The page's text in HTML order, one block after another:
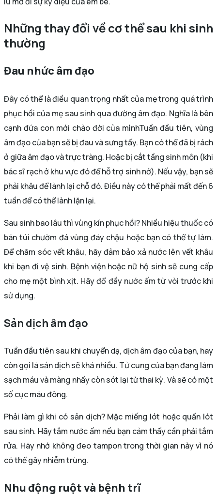
Những thay đổi về cơ thể sau khi sinh
thường
Đau nhức âm đạo
Đây có thể là điều quan trọng nhất của mẹ trong quá trình
phục hồi của mẹ sau sinh qua đường âm đạo. Nghĩa là bên
cạnh đứa con mới chào đời của mìnhTuần đầu tiên, vùng
âm đạo của bạn sẽ bị đau và sưng tấy. Bạn có thể đã bị rách
ở giữa âm đạo và trực tràng. Hoặc bị cắt tầng sinh môn (khi
bác sĩ rạch ở khu vực đó để hỗ trợ sinh nở). Nếu vậy, bạn sẽ
phải khâu để lành lại chỗ đó. Điều này có thể phải mất đến 6
tuần để có thể lành lặn lại.
Sau sinh bao lâu thì vùng kín phục hồi? Nhiều hiệu thuốc có
bán túi chườm đá vùng đáy chậu hoặc bạn có thể tự làm.
Để chăm sóc vết khâu, hãy đảm bảo xả nước lên vết khâu
khi bạn đi vệ sinh. Bệnh viện hoặc nữ hộ sinh sẽ cung cấp
cho mẹ một bình xịt. Hãy đổ đầy nước ấm từ vòi trước khi
sử dụng.
Sản dịch âm đạo
Tuần đầu tiên sau khi chuyển dạ, dịch âm đạo của bạn, hay
còn gọi là sản dịch sẽ khá nhiều. Tử cung của bạn đang làm
sạch máu và màng nhầy còn sót lại từ thai kỳ. Và sẽ có một
số cục máu đông.
Phải làm gì khi có sản dịch? Mặc miếng lót hoặc quần lót
sau sinh. Hãy tắm nước ấm nếu bạn cảm thấy cần phải tắm
rửa. Hãy nhớ không đeo tampon trong thời gian này vì nó
có thể gây nhiễm trùng.
Nhu động ruột và bệnh trĩ